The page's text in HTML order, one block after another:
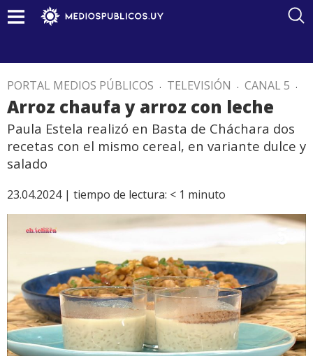
PORTAL MEDIOS PÚBLICOS . TELEVISIÓN . CANAL 5 .
Arroz chaufa y arroz con leche
Paula Estela realizó en Basta de Cháchara dos
recetas con el mismo cereal, en variante dulce y
salado
23.04.2024 | tiempo de lectura: < 1 minuto